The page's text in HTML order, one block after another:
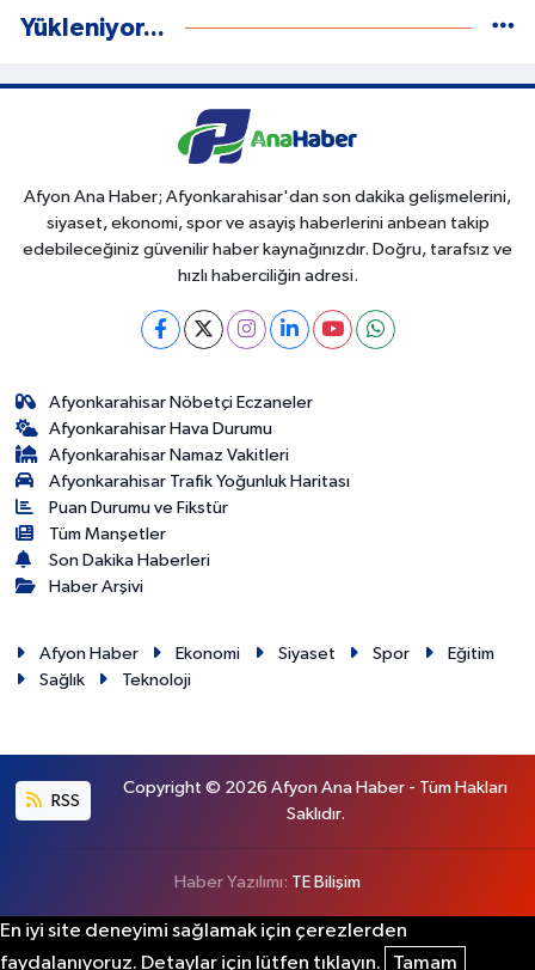
Yükleniyor...
Afyon Ana Haber; Afyonkarahisar'dan son dakika gelişmelerini,
siyaset, ekonomi, spor ve asayiş haberlerini anbean takip
edebileceğiniz güvenilir haber kaynağınızdır. Doğru, tarafsız ve
hızlı haberciliğin adresi.
Afyonkarahisar Nöbetçi Eczaneler
Afyonkarahisar Hava Durumu
Afyonkarahisar Namaz Vakitleri
Afyonkarahisar Trafik Yoğunluk Haritası
Puan Durumu ve Fikstür
Tüm Manşetler
Son Dakika Haberleri
Haber Arşivi
Afyon Haber Ekonomi Siyaset Spor
Eğitim
Sağlık
Teknoloji
RSS
Copyright © 2026 Afyon Ana Haber - Tüm Hakları
Saklıdır.
Haber Yazılımı: TE Bilişim
En iyi site deneyimi sağlamak için çerezlerden
faydalanıyoruz. Detaylar için lütfen tıklayın.
Tamam